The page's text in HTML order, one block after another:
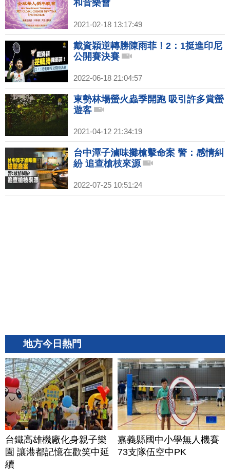
和音樂會
2021-02-18 13:17:49
戴資穎逆轉勝陳雨菲！2：1挺進印尼
公開賽決賽
2022-06-18 21:04:57
東勢林場螢火蟲季開跑 吸引許多賞螢
遊客
2021-04-12 21:34:19
台中潭子滷味攤槍擊命案 警：感情糾
紛 追查槍枝來源
2022-07-25 10:51:24
地方今日熱門
台鐵高雄機廠化身親子樂
園 讓港都記憶在歡笑中延
續
嘉義縣國中小學無人機賽
73支隊伍空中PK